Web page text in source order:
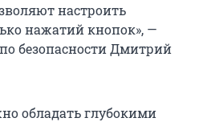
настроить
нажатий кнопок», —
безопасности Дмитрий
обладать глубокими